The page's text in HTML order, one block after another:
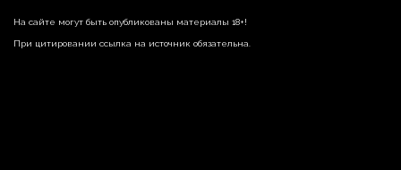
На сайте могут быть опубликованы материалы 18+!
При цитировании ссылка на источник обязательна.